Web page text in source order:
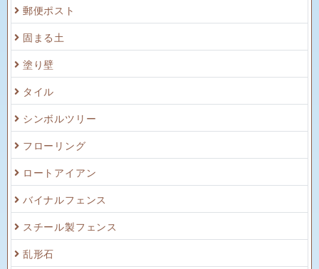
郵便ポスト
固まる土
塗り壁
タイル
シンボルツリー
フローリング
ロートアイアン
バイナルフェンス
スチール製フェンス
乱形石